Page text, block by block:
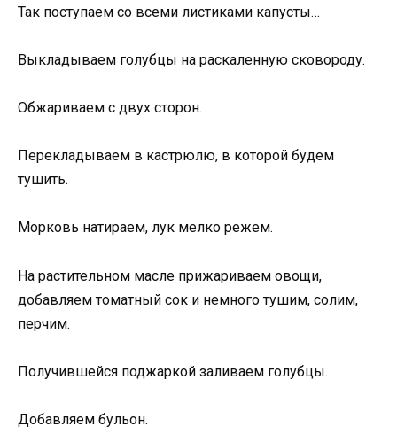
Так поступаем со всеми листиками капусты…
Выкладываем голубцы на раскаленную сковороду.
Обжариваем с двух сторон.
Перекладываем в кастрюлю, в которой будем
тушить.
Морковь натираем, лук мелко режем.
На растительном масле прижариваем овощи,
добавляем томатный сок и немного тушим, солим,
перчим.
Получившейся поджаркой заливаем голубцы.
Добавляем бульон.